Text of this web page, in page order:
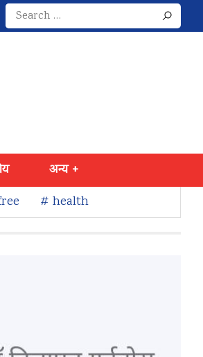
Search
for:
अन्य +
# health